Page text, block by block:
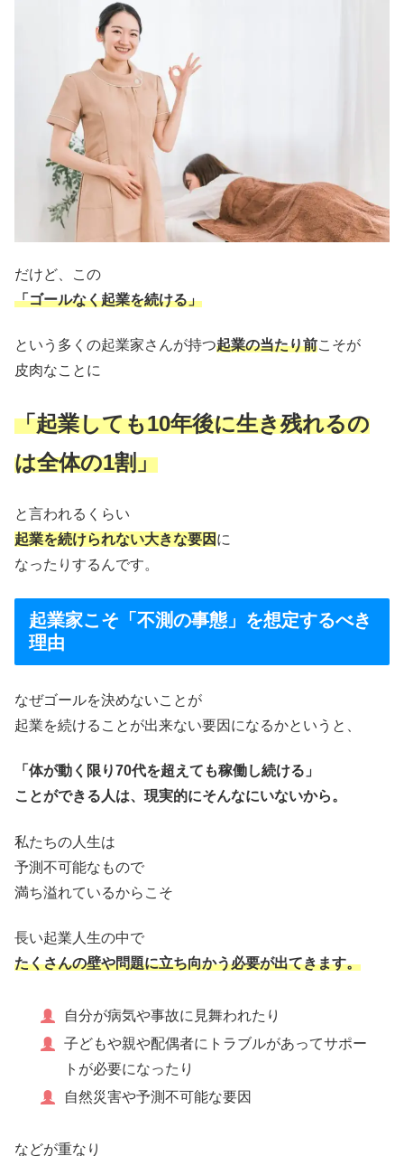
だけど、この
「ゴールなく起業を続ける」
という多くの起業家さんが持つ起業の当たり前こそが
皮肉なことに
「起業しても10年後に生き残れるの
は全体の1割」
と言われるくらい
起業を続けられない大きな要因 に
なったりするんです。
起業家こそ「不測の事態」を想定するべき
理由
なぜゴールを決めないことが
起業を続けることが出来ない要因になるかというと、
「体が動く限り70代を超えても稼働し続ける」
ことができる人は、現実的にそんなにいないから。
私たちの人生は
予測不可能なもので
満ち溢れているからこそ
長い起業人生の中で
たくさんの壁や問題に立ち向かう必要が出てきます。
自分が病気や事故に見舞われたり
子どもや親や配偶者にトラブルがあってサポー
トが必要になったり
自然災害や予測不可能な要因
などが重なり